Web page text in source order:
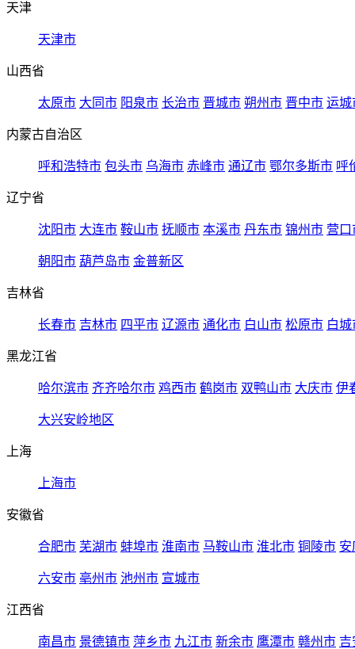
天津
天津市
山西省
太原市 大同市 阳泉市 长治市 晋城市 朔州市 晋中市 运城
内蒙古自治区
呼和浩特市 包头市 乌海市 赤峰市 通辽市 鄂尔多斯市 呼
辽宁省
沈阳市 大连市 鞍山市 抚顺市 本溪市 丹东市 锦州市 营口
朝阳市 葫芦岛市 金普新区
吉林省
长春市 吉林市 四平市 辽源市 通化市 白山市 松原市 白城
黑龙江省
哈尔滨市 齐齐哈尔市 鸡西市 鹤岗市 双鸭山市 大庆市 伊
大兴安岭地区
上海
上海市
安徽省
合肥市 芜湖市 蚌埠市 淮南市 马鞍山市 淮北市 铜陵市 安
六安市 亳州市 池州市 宣城市
江西省
南昌市 景德镇市 萍乡市 九江市 新余市 鹰潭市 赣州市 吉